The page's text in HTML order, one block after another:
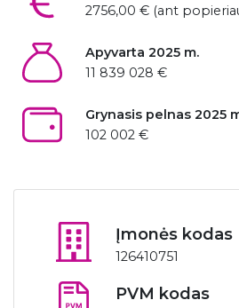
2756,00 € (ant
Apyvarta 2025 m.
11 839 028 €
Grynasis pelnas 2025
102 002 €
Įmonės kodas
126410751
PVM kodas